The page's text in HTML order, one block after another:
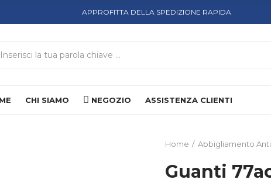
APPROFITTA DELLA SPEDIZIONE RAPIDA
CHI SIAMO NEGOZIO ASSISTENZA CLIENTI
Home Abbigliamento
Guanti